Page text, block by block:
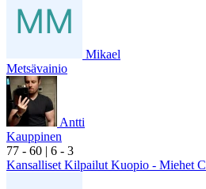
Mikael
Metsävainio
Antti
Kauppinen
77 - 60 | 6 - 3
Kansalliset Kilpailut Kuopio - Miehet C